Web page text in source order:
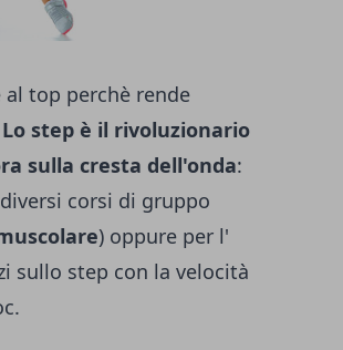
top perchè rende
Lo step è il rivoluzionario
sulla cresta dell'onda:
corsi di gruppo
) oppure per l'
sullo step con la velocità